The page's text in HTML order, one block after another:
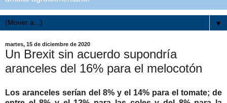
▼
martes, 15 de diciembre de 2020
Un Brexit sin acuerdo supondría
aranceles del 16% para el melocotón
Los aranceles serían del 8% y el 14% para el tomate; de